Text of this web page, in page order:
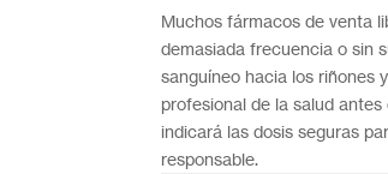
Muchos fármacos de venta
demasiada frecuencia o sin
sanguíneo hacia los riñones
profesional de la salud
indicará las dosis seguras
responsable.